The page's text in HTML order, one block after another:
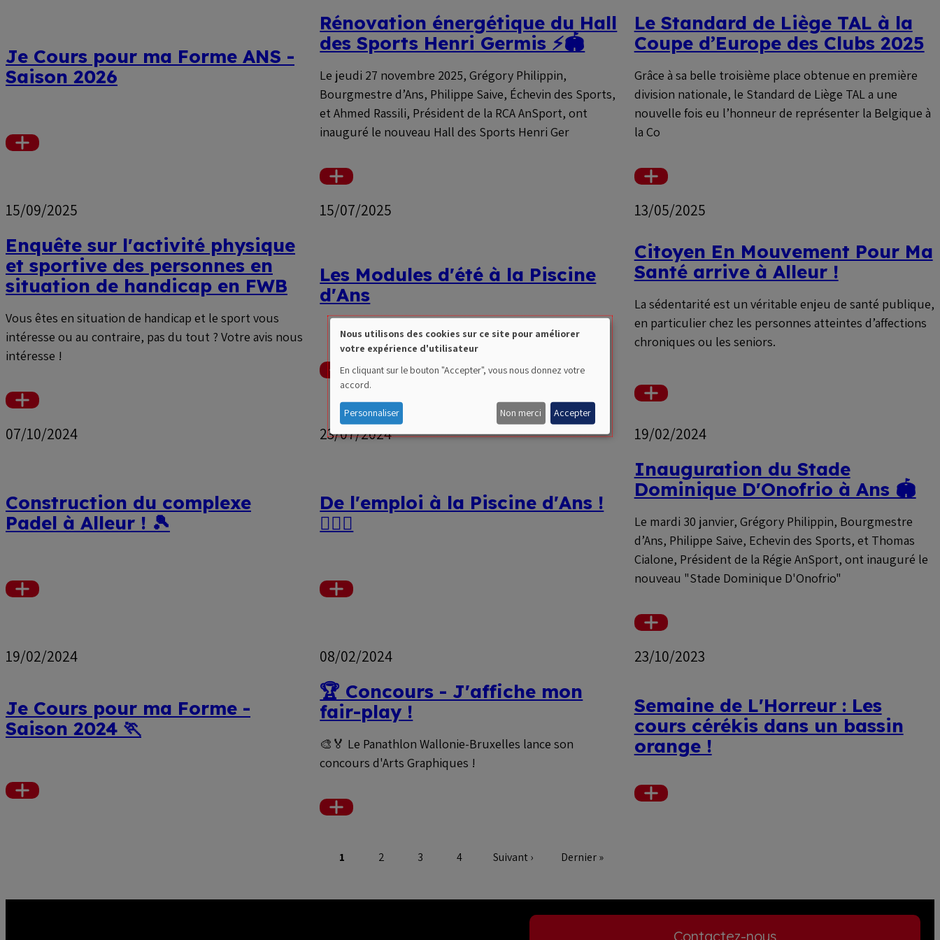
Je Cours pour ma Forme ANS -
Saison 2026
Voir
Rénovation énergétique du Hall
des Sports Henri Germis ⚡🏟️
Le jeudi 27 novembre 2025, Grégory Philippin,
Bourgmestre d’Ans, Philippe Saive, Échevin des Sports,
et Ahmed Rassili, Président de la RCA AnSport, ont
inauguré le nouveau Hall des Sports Henri Ger
Voir
plus
Le Standard de Liège TAL à la
Coupe d’Europe des Clubs 2025
Grâce à sa belle troisième place obtenue en première
division nationale, le Standard de Liège TAL a une
nouvelle fois eu l’honneur de représenter la Belgique à
la Co
Voir
plus
15/09/2025
Enquête sur l'activité physique
et sportive des personnes en
situation de handicap en FWB
Vous êtes en situation de handicap et le sport vous
intéresse ou au contraire, pas du tout ? Votre avis nous
intéresse !
Voir
plus
15/07/2025
Les Modules d'été à la Piscine
d'Ans
Voir
plus
13/05/2025
Citoyen En Mouvement Pour Ma
Santé arrive à Alleur !
La sédentarité est un véritable enjeu de santé publique,
en particulier chez les personnes atteintes d’affections
chroniques ou les seniors.
Voir
07/10/2024
Construction du complexe
Padel à Alleur ! 🎾
Voir
23/07/2024
De l'emploi à la Piscine d'Ans !
🏊‍♀️💼
Voir
19/02/2024
Inauguration du Stade
Dominique D'Onofrio à Ans 🏟️
Le mardi 30 janvier, Grégory Philippin, Bourgmestre
d’Ans, Philippe Saive, Echevin des Sports, et Thomas
Cialone, Président de la Régie AnSport, ont inauguré le
nouveau "Stade Dominique D'Onofrio"
Voir
plus
19/02/2024
Je Cours pour ma Forme -
Saison 2024 🏃
Voir
08/02/2024
🏆 Concours - J'affiche mon
fair-play !
🎨🏅 Le Panathlon Wallonie-Bruxelles lance son
concours d'Arts Graphiques !
Voir
23/10/2023
Semaine de L'Horreur : Les
cours cérékis dans un bassin
orange !
Voir
Page
1 Page
2 Page
3 Page
4 Page
Suivant › Dernière
Dernier »
Contactez-nous
Use
of
personal
data
cookies
Nous utilisons des cookies sur ce site pour améliorer
votre expérience d'utilisateur
En cliquant sur le bouton "Accepter", vous nous donnez votre
accord.
Personnaliser Non merci Accepter